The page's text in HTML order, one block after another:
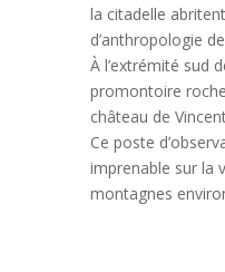
la citadelle
d’anthropologie
À l’extrémité sud
promontoire
château de
Ce poste
imprenable sur la
montagnes